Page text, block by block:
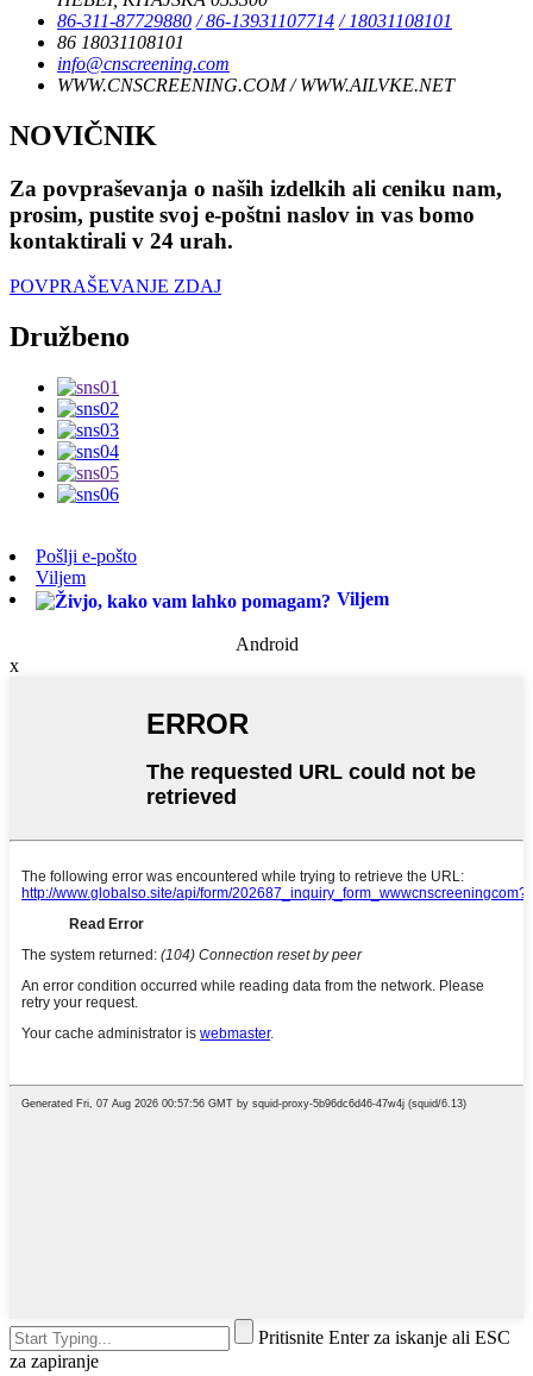
86-311-87729880 / 86-13931107714 / 18031108101
86 18031108101
info@cnscreening.com
WWW.CNSCREENING.COM / WWW.AILVKE.NET
NOVIČNIK
Za povpraševanja o naših izdelkih ali ceniku nam,
prosim, pustite svoj e-poštni naslov in vas bomo
kontaktirali v 24 urah.
POVPRAŠEVANJE ZDAJ
Družbeno
Pošlji e-pošto
Viljem
Viljem
Android
x
Pritisnite Enter za iskanje ali ESC
za zapiranje